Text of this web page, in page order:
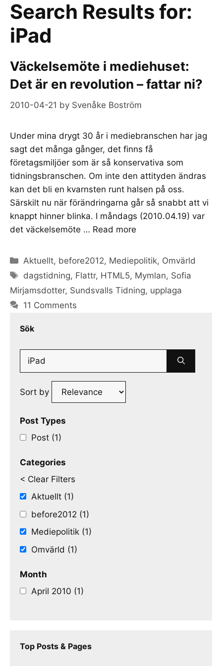
Search Results for:
iPad
Väckelsemöte i mediehuset:
Det är en revolution – fattar ni?
2010-04-21 by Svenåke Boström
Under mina drygt 30 år i mediebranschen har jag
sagt det många gånger, det finns få
företagsmiljöer som är så konservativa som
tidningsbranschen. Om inte den attityden ändras
kan det bli en kvarnsten runt halsen på oss.
Särskilt nu när förändringarna går så snabbt att vi
knappt hinner blinka. I måndags (2010.04.19) var
det väckelsemöte … Read more
Categories
Aktuellt, before2012, Mediepolitik, Omvärld
Tags
dagstidning, Flattr, HTML5, Mymlan, Sofia
Mirjamsdotter, Sundsvalls Tidning, upplaga
11 Comments
Sök
Search
Sort by
Post Types
Post (1)
Categories
< Clear Filters
Aktuellt (1)
before2012 (1)
Mediepolitik (1)
Omvärld (1)
Month
April 2010 (1)
Top Posts & Pages